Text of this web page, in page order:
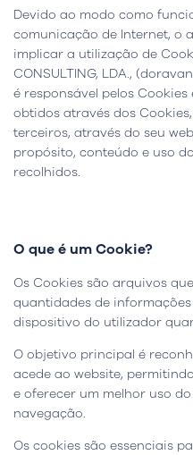
Devido ao modo como
comunicação de Internet, o
implicar a utilização de
CONSULTING, LDA.,
é responsável pelos
obtidos através dos
terceiros, através do seu
propósito, conteúdo e uso
recolhidos.
O que é um Cookie?
Os Cookies são arquivos
quantidades de
dispositivo do utilizador
O objetivo principal é
acede ao website,
e oferecer um melhor uso
navegação.
Os cookies são essenciais